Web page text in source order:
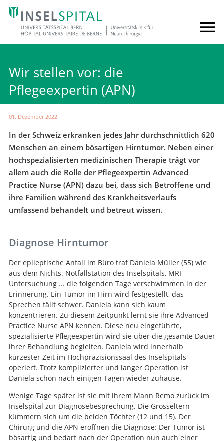
Wir stellen vor: die
Pflegeexpertin (APN)
01. Dezember 2022
In der Schweiz erkranken jedes Jahr durchschnittlich 620
Menschen an einem bösartigen Hirntumor. Neben einer
hochspezialisierten medizinischen Therapie trägt vor
allem auch die Rolle der Pflegeexpertin Advanced
Practice Nurse (APN) dazu bei, dass sich Betroffene und
ihre Familien während des Krankheitsverlaufs
umfassend behandelt und betreut wissen.
Diagnose Hirntumor
Der epileptische Anfall im Büro traf Daniela Müller (55) wie
aus dem Nichts. Notfallstation des Inselspitals, MRI-
Untersuchung ... die folgenden Tage verschwimmen in der
Erinnerung. Ein Tumor im Hirn wird festgestellt, das
Sprechen fällt schwer. Daniela kann sich kaum
konzentrieren. Zu diesem Zeitpunkt lernt sie ihre Advanced
Practice Nurse APN kennen. Diese neu eingeführte,
spezialisierte Pflegeexpertin wird sie über die gesamte Dauer
ihrer Behandlung begleiten. Daniela wird innerhalb
kürzester Zeit im Hochpräzisionssaal des Inselspitals
operiert. Trotz komplizierter und langer Operation ist
Daniela schon nach einigen Tagen wieder zuhause.
Wenige Tage später ist sie mit ihrem Mann Remo zurück im
Inselspital zur Diagnosebesprechung. Die Grosseltern
kümmern sich um die beiden Töchter (12 und 15). Der
Chirurg und die APN eröffnen die Diagnose: Der Tumor ist
bösartig und bedarf nach der Operation nun auch einer